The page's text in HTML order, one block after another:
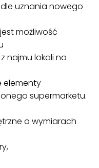
uznania nowego
możliwość
najmu lokali na
elementy
supermarketu.
o wymiarach